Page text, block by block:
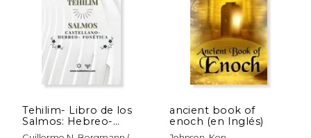
6%
dcto.
Tehilim- Libro de los
Salmos: Hebreo-
Castellano + Fonética
ancient book of
enoch (en Inglés)